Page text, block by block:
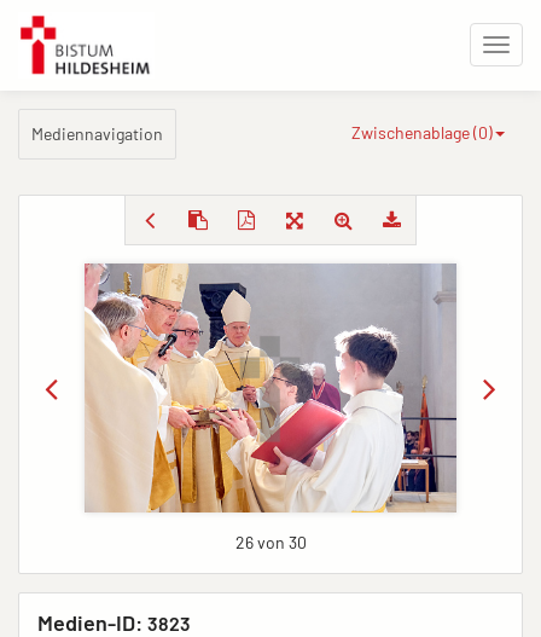
Mediennavigation Zwischenablage (0)
26 von 30
Medien-ID: 3823